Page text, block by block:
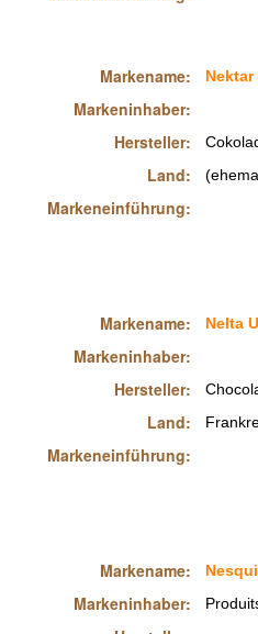
Markename:
Markeninhaber:
Hersteller:
Land:
Markeneinführung:
Nektar
Markename:
Markeninhaber:
Hersteller:
Land:
Markeneinführung:
Nelta
Markename:
Markeninhaber: